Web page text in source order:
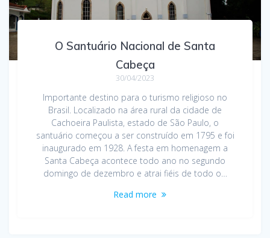
O Santuário Nacional de Santa
Cabeça
30/04/2023
Importante destino para o turismo religioso no
Brasil. Localizado na área rural da cidade de
Cachoeira Paulista, estado de São Paulo, o
santuário começou a ser construído em 1795 e foi
inaugurado em 1928. A festa em homenagem a
Santa Cabeça acontece todo ano no segundo
domingo de dezembro e atrai fiéis de todo o…
Read more